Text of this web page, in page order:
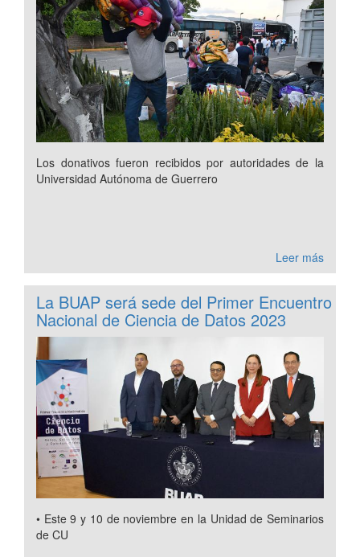
Los donativos fueron recibidos por autoridades de la
Universidad Autónoma de Guerrero
Leer más
La BUAP será sede del Primer Encuentro
Nacional de Ciencia de Datos 2023
• Este 9 y 10 de noviembre en la Unidad de Seminarios
de CU